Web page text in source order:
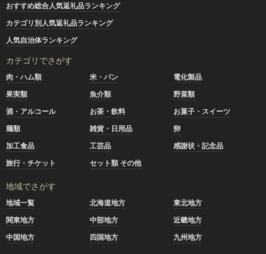
おすすめ総合人気返礼品ランキング
カテゴリ別人気返礼品ランキング
人気自治体ランキング
カテゴリでさがす
肉・ハム類 米・パン
電化製品
果実類
魚介類
野菜類
酒・アルコール
お茶・飲料
お菓子・スイーツ
麺類
雑貨・日用品
卵
加工食品
工芸品
感謝状・記念品
旅行・チケット
セット類 その他
地域でさがす
地域一覧 北海道地方
東北地方
関東地方
中部地方
近畿地方
中国地方
四国地方 九州地方